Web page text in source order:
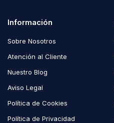
Información
Sobre Nosotros
Atención al Cliente
Nuestro Blog
Aviso Legal
Política de Cookies
Política de Privacidad